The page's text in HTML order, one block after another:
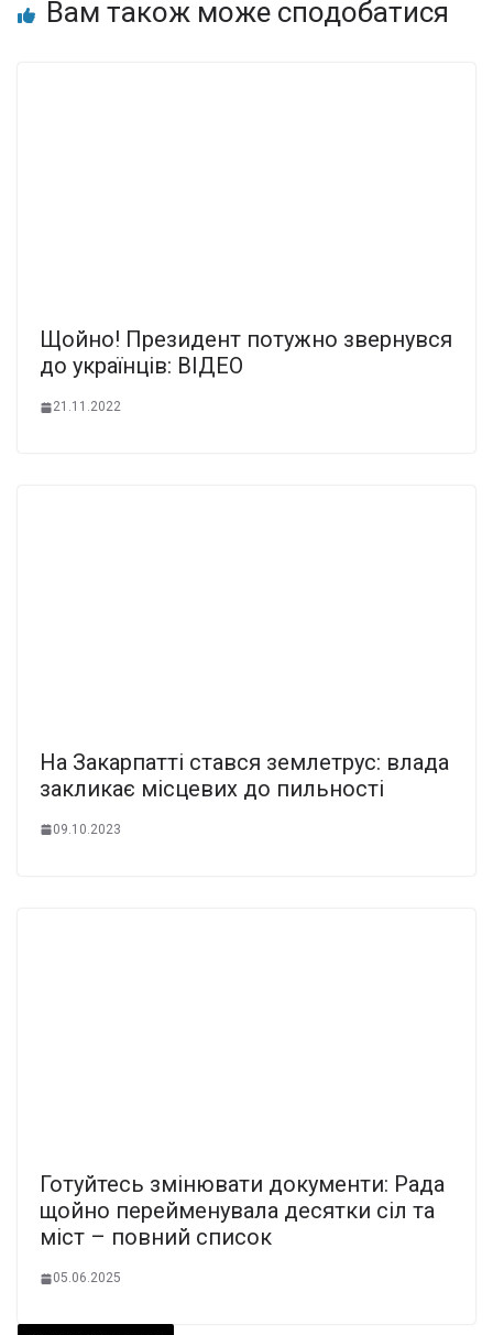
Вам також може сподобатися
Щойно! Президент потужно звернувся
до українців: ВІДЕО
21.11.2022
На Закарпатті стався землетрус: влада
закликає місцевих до пильності
09.10.2023
Готуйтесь змінювати документи: Рада
щойно перейменувала десятки сіл та
міст – повний список
05.06.2025